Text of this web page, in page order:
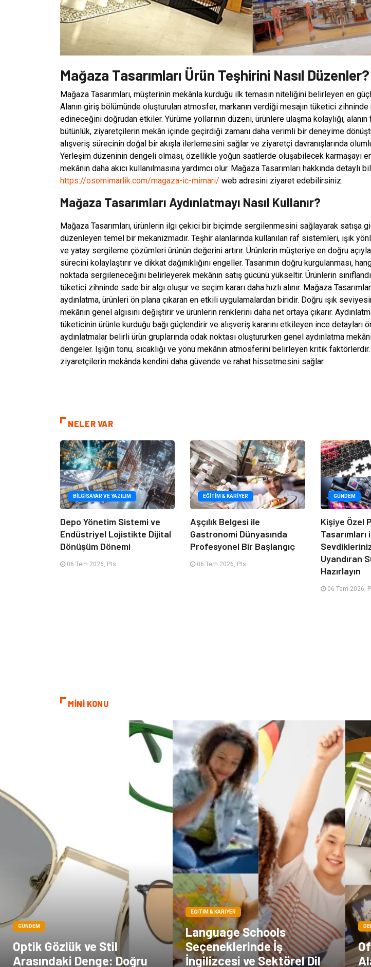
Mağaza Tasarımları Ürün Teşhirini Nasıl Düzenler?
Mağaza Tasarımları, müşterinin mekânla kurduğu ilk temasın niteliğini belirleyen en
Alanın giriş bölümünde oluşturulan atmosfer, markanın verdiği mesajın tüketici zihninde
edineceğini doğrudan etkiler. Yürüme yollarının düzeni, ürünlere ulaşma kolaylığı,
bütünlük, ziyaretçilerin mekân içinde geçirdiği zamanı daha verimli bir deneyime
alışveriş sürecinin doğal bir akışla ilerlemesini sağlar ve ziyaretçi davranışlarında
Yerleşim düzeninin dengeli olması, özellikle yoğun saatlerde oluşabilecek karmaşayı
mekânın daha akıcı kullanılmasına yardımcı olur. Mağaza Tasarımları hakkında detaylı
https://osomimarlik.com/magaza-ic-mimari/ web adresini ziyaret edebilirsiniz.
Mağaza Tasarımları Aydınlatmayı Nasıl Kullanır?
Mağaza Tasarımları, ürünlerin ilgi çekici bir biçimde sergilenmesini sağlayarak satışa
düzenleyen temel bir mekanizmadır. Teşhir alanlarında kullanılan raf sistemleri, ışık
ve yatay sergileme çözümleri ürünün değerini artırır. Ürünlerin müşteriye en doğru
sürecini kolaylaştırır ve dikkat dağınıklığını engeller. Tasarımın doğru kurgulanması,
noktada sergileneceğini belirleyerek mekânın satış gücünü yükseltir. Ürünlerin
tüketici zihninde sade bir algı oluşur ve seçim kararı daha hızlı alınır. Mağaza
aydınlatma, ürünleri ön plana çıkaran en etkili uygulamalardan biridir. Doğru ışık
mekânın genel algısını değiştirir ve ürünlerin renklerini daha net ortaya çıkarır.
tüketicinin ürünle kurduğu bağı güçlendirir ve alışveriş kararını etkileyen ince detayları
aydınlatmalar belirli ürün gruplarında odak noktası oluştururken genel aydınlatma
dengeler. Işığın tonu, sıcaklığı ve yönü mekânın atmosferini belirleyen kritik
ziyaretçilerin mekânda kendini daha güvende ve rahat hissetmesini sağlar.
NELER VAR
BILGISAYAR VE YAZILIM
Depo Yönetim Sistemi ve
Endüstriyel Lojistikte Dijital
Dönüşüm Dönemi
06 Tem 2026, Pts
EĞITIM & KARIYER
Aşçılık Belgesi ile
Gastronomi Dünyasında
Profesyonel Bir Başlangıç
06 Tem 2026, Pts
GÜNDEM
Kişiye Özel
Tasarımları
Uyandıran
Hazırlayın
06 Tem 2026,
MİNİ KONU
GÜNDEM
Optik Gözlük ve Stil
Arasındaki Denge: Doğru
EĞITIM & KARIYER
Language Schools
Seçeneklerinde İş
İngilizcesi ve Sektörel Dil